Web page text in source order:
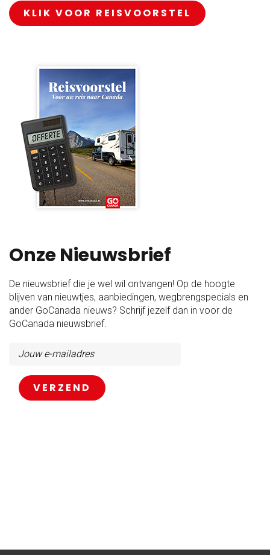
KLIK VOOR REISVOORSTEL
Onze Nieuwsbrief
De nieuwsbrief die je wel wil ontvangen! Op de hoogte
blijven van nieuwtjes, aanbiedingen, wegbrengspecials en
ander GoCanada nieuws? Schrijf jezelf dan in voor de
GoCanada nieuwsbrief.